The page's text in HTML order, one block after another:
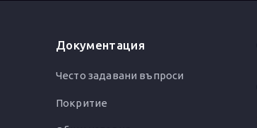
Документация
Често задавани въпроси
Покритие